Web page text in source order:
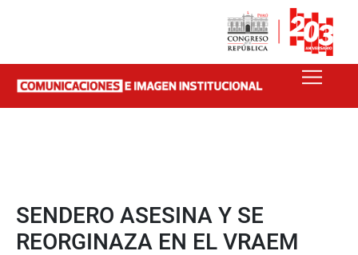
SENDERO ASESINA Y SE
REORGINAZA EN EL VRAEM